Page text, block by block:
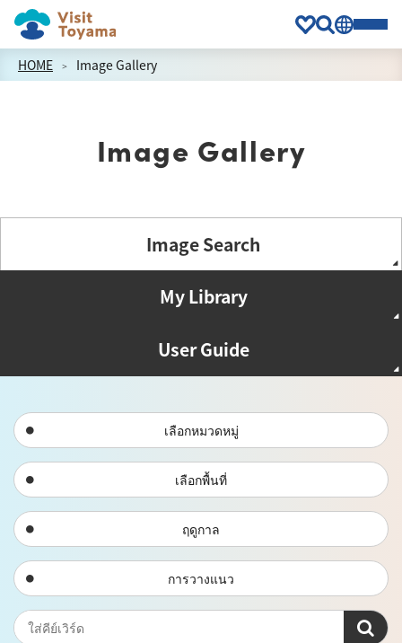
HOME Image Gallery
Image Gallery
Image Search
My Library
User Guide
เลือกหมวดหมู่
เลือกพื้นที่
ฤดูกาล
การวางแนว